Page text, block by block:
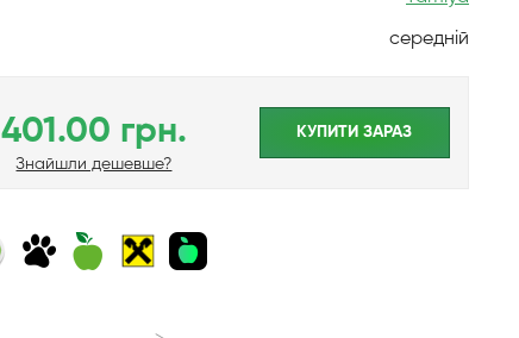
середній
401.00 грн.
Знайшли дешевше?
КУПИТИ ЗАРАЗ